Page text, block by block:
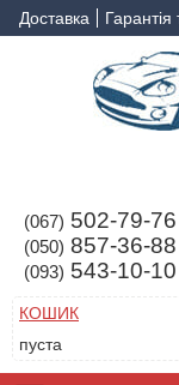
Доставка
(067) 502-79-76
(050) 857-36-88
(093) 543-10-10
КОШИК
пуста